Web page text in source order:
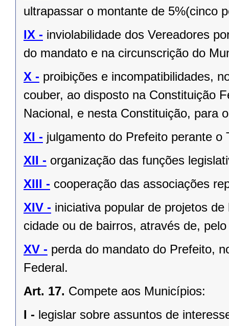
ultrapassar o montante de 5%(cinco
IX - inviolabilidade dos Vereadores
do mandato e na circunscrição do
X - proibições e incompatibilidades,
couber, ao disposto na Constituição
Nacional, e nesta Constituição, para
XI - julgamento do Prefeito perante o
XII - organização das funções
XIII - cooperação das associações
XIV - iniciativa popular de projetos
cidade ou de bairros, através de,
XV - perda do mandato do Prefeito,
Federal.
Art. 17. Compete aos Municípios:
I - legislar sobre assuntos de